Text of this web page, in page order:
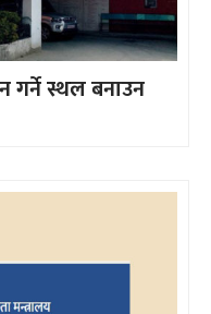
गर्ने स्थल बनाउन